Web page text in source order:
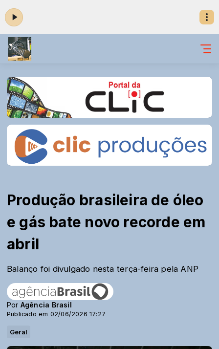
Produção brasileira de óleo
e gás bate novo recorde em
abril
Balanço foi divulgado nesta terça-feira pela ANP
Por Agência Brasil
Publicado em 02/06/2026 17:27
Geral